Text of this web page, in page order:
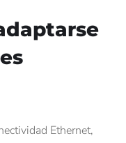
Ethernet,